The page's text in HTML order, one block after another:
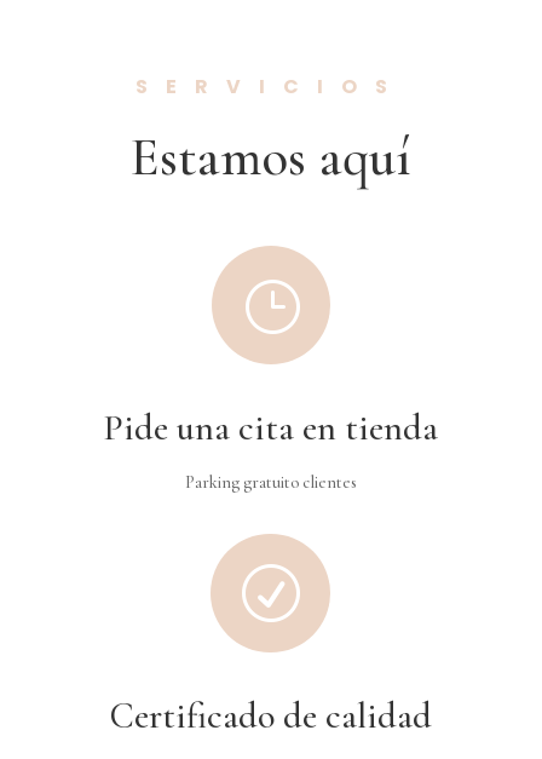
SERVICIOS
Estamos aquí
}
Pide una cita en tienda
Parking gratuito clientes
R
Certificado de calidad